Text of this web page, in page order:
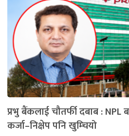
प्रभु बैंकलाई चौतर्फी दबाब : NPL
कर्जा–निक्षेप पनि खुम्चियो